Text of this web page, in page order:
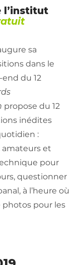
l’institut
sa
dans le
du 12
propose du 12
inédites
:
et
pour
questionner
à l’heure où
pour les